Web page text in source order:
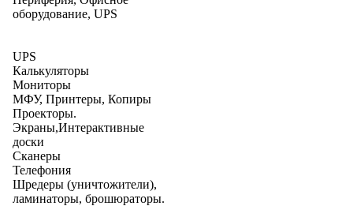
оборудование, UPS
UPS
Калькуляторы
Мониторы
МФУ, Принтеры, Копиры
Проекторы.
Экраны,Интерактивные
доски
Сканеры
Телефония
Шредеры (уничтожители),
ламинаторы, брошюраторы.